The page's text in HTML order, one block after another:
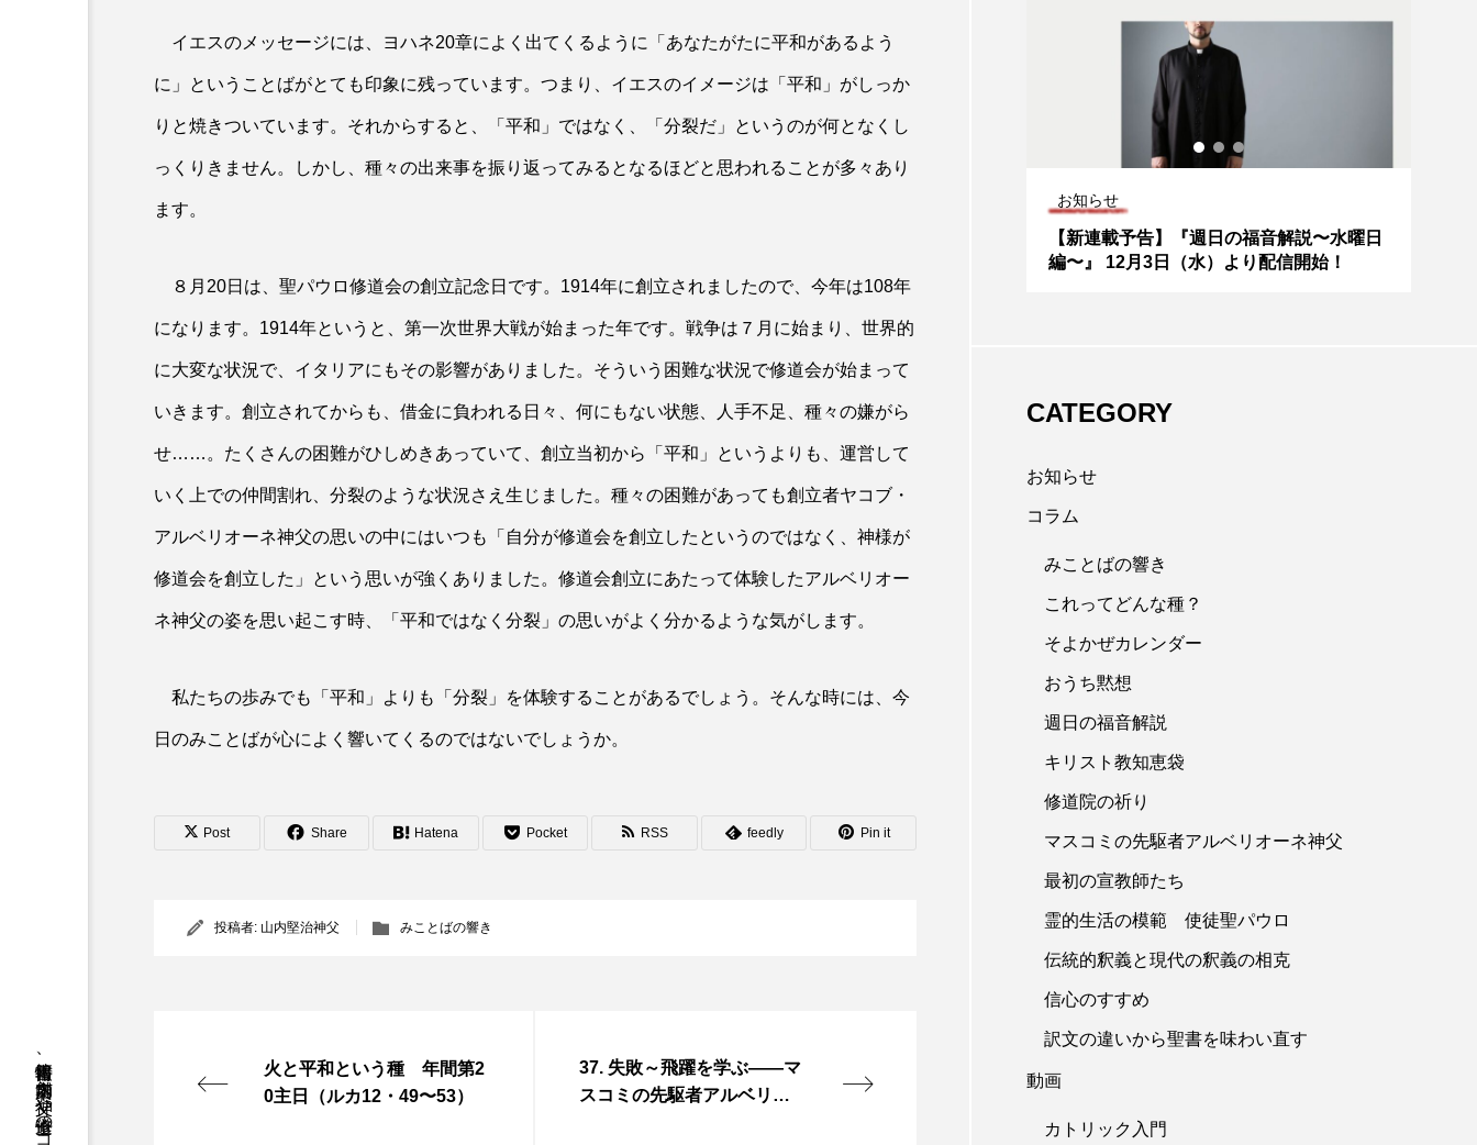
イエスのメッセージには、ヨハネ20章によく出てくるように「あなたがたに平和があるよう
に」ということばがとても印象に残っています。つまり、イエスのイメージは「平和」がしっか
りと焼きついています。それからすると、「平和」ではなく、「分裂だ」というのが何となくし
っくりきません。しかし、種々の出来事を振り返ってみるとなるほどと思われることが多々あり
ます。
８月20日は、聖パウロ修道会の創立記念日です。1914年に創立されましたので、今年は108年
になります。1914年というと、第一次世界大戦が始まった年です。戦争は７月に始まり、世界的
に大変な状況で、イタリアにもその影響がありました。そういう困難な状況で修道会が始まって
いきます。創立されてからも、借金に負われる日々、何にもない状態、人手不足、種々の嫌がら
せ……。たくさんの困難がひしめきあっていて、創立当初から「平和」というよりも、運営して
いく上での仲間割れ、分裂のような状況さえ生じました。種々の困難があっても創立者ヤコブ・
アルベリオーネ神父の思いの中にはいつも「自分が修道会を創立したというのではなく、神様が
修道会を創立した」という思いが強くありました。修道会創立にあたって体験したアルベリオー
ネ神父の姿を思い起こす時、「平和ではなく分裂」の思いがよく分かるような気がします。
私たちの歩みでも「平和」よりも「分裂」を体験することがあるでしょう。そんな時には、今
日のみことばが心によく響いてくるのではないでしょうか。
Post Share Hatena Pocket RSS feedly Pin it
投稿者: 山内堅治神父 みことばの響き
火と平和という種 年間第2
0主日（ルカ12・49〜53）
37. 失敗～飛躍を学ぶ――マ
スコミの先駆者アルベリオ
週日の福音解説
白く塗られた墓、暴かれる信心（年間第21
水曜日）
CATEGORY
お知らせ
コラム
みことばの響き
これってどんな種？
そよかぜカレンダー
おうち黙想
週日の福音解説
キリスト教知恵袋
修道院の祈り
マスコミの先駆者アルベリオーネ神父
最初の宣教師たち
霊的生活の模範 使徒聖パウロ
伝統的釈義と現代の釈義の相克
信心のすすめ
訳文の違いから聖書を味わい直す
動画
カトリック入門